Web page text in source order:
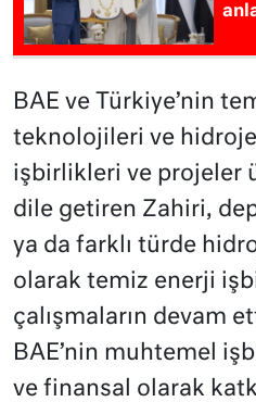
BAE ve Türkiye’nin
teknolojileri ve
işbirlikleri ve projeler
dile getiren Zahiri,
ya da farklı türde
olarak temiz enerji
çalışmaların devam
BAE’nin muhtemel
ve finansal olarak